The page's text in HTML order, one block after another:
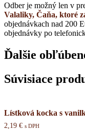
Odber je možný len v
Valaliky, Čaňa, ktoré
objednávkach nad 200
objednávky po
Ďalšie
Súvisiace
Lístková kocka s
2,19 € s DPH